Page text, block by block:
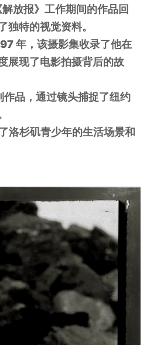
放报》工作期间的作品回
特的视觉资料。
年，该摄影集收录了他在
展现了电影拍摄背后的故
品，通过镜头捕捉了纽约
洛杉矶青少年的生活场景和